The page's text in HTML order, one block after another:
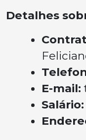
Detalhes
E-mail:
Salário: